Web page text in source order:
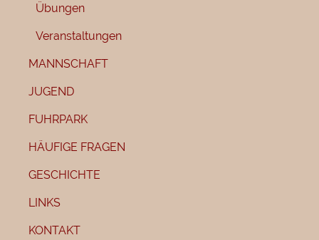
Übungen
Veranstaltungen
MANNSCHAFT
JUGEND
FUHRPARK
HÄUFIGE FRAGEN
GESCHICHTE
LINKS
KONTAKT